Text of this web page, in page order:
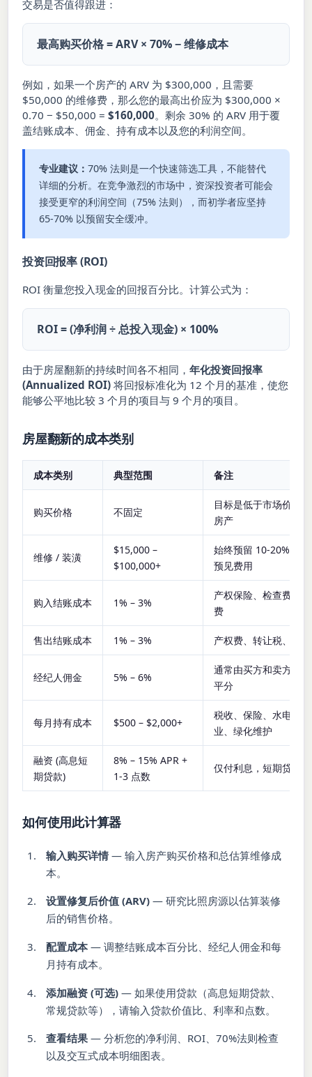
交易是否值得跟进：
最高购买价格 = ARV × 70% − 维修成本
例如，如果一个房产的 ARV 为 $300,000，且需要
$50,000 的维修费，那么您的最高出价应为 $300,000 ×
0.70 − $50,000 =$160,000。剩余 30% 的 ARV 用于覆
盖结账成本、佣金、持有成本以及您的利润空间。
专业建议：70% 法则是一个快速筛选工具，不能替代
详细的分析。在竞争激烈的市场中，资深投资者可能会
接受更窄的利润空间（75% 法则），而初学者应坚持
65-70% 以预留安全缓冲。
投资回报率 (ROI)
ROI 衡量您投入现金的回报百分比。计算公式为：
ROI = (净利润 ÷ 总投入现金) × 100%
由于房屋翻新的持续时间各不相同，年化投资回报率
(Annualized ROI) 将回报标准化为 12 个月的基准，使您
能够公平地比较 3 个月的项目与 9 个月的项目。
房屋翻新的成本类别
成本类别 典型范围 备注
购买价格 不固定
目标是低于市场价的
房产
维修 / 装潢
$15,000 –
$100,000+
始终预留 10-20% 的
预见费用
购入结账成本 1% – 3%
产权保险、检查费、
费
售出结账成本 1% – 3% 产权费、转让税、托
经纪人佣金 5% – 6%
通常由买方和卖方经
平分
每月持有成本 $500 – $2,000+
税收、保险、水电、物
业、绿化维护
融资 (高息短
期贷款)
8% – 15% APR +
1-3 点数
仅付利息，短期贷款
如何使用此计算器
输入购买详情 — 输入房产购买价格和总估算维修成
本。
设置修复后价值 (ARV) — 研究比照房源以估算装修
后的销售价格。
配置成本 — 调整结账成本百分比、经纪人佣金和每
月持有成本。
添加融资 (可选) — 如果使用贷款（高息短期贷款、
常规贷款等），请输入贷款价值比、利率和点数。
查看结果 — 分析您的净利润、ROI、70%法则检查
以及交互式成本明细图表。